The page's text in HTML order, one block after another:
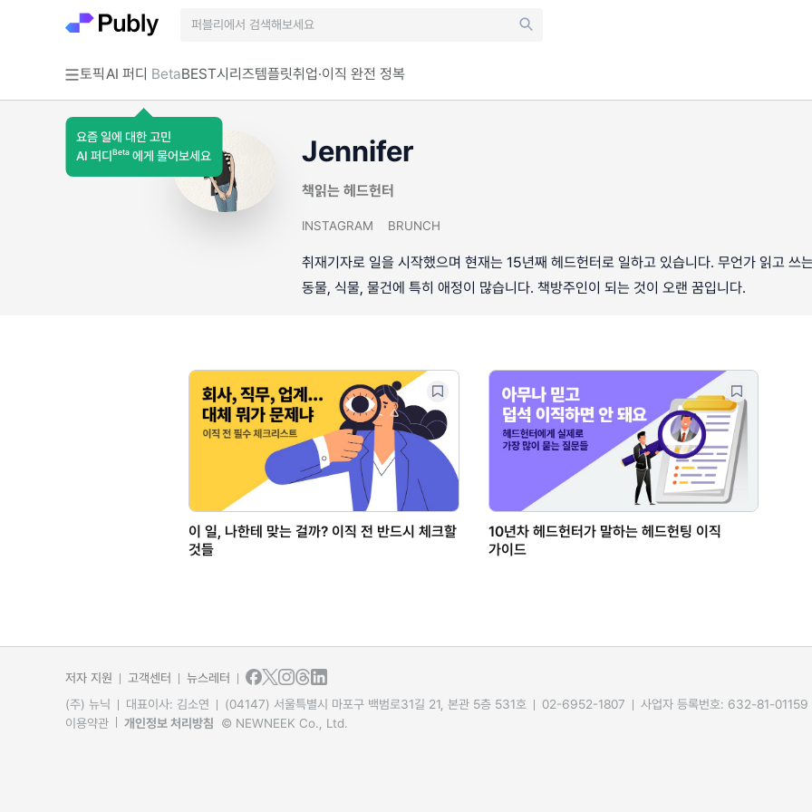
토픽AI 퍼디 Beta
요즘 일에 대한 고민
AI 퍼디 Beta 에게 물어보세요
BEST시리즈템플릿취업·이직 완전 정복
Jennifer
책읽는 헤드헌터
INSTAGRAM BRUNCH
취재기자로 일을 시작했으며 현재는 15년째 헤드헌터로 일하고 있습니다. 무언가 읽고 쓰
동물, 식물, 물건에 특히 애정이 많습니다. 책방주인이 되는 것이 오랜 꿈입니다.
이 일, 나한테 맞는 걸까? 이직 전 반드시 체크할
것들
10년차 헤드헌터가 말하는 헤드헌팅 이직
가이드
저자 지원 고객센터
뉴스레터
(주) 뉴닉
대표이사: 김소연 (04147) 서울특별시 마포구 백범로31길 21, 본관 5층 531호 02-6952-1807 사업자 등록번호: 632-81-01159
이용약관
개인정보 처리방침 © NEWNEEK Co., Ltd.